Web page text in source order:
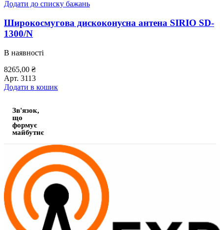
Додати до списку бажань
Широкосмугова дискоконусна антена SIRIO SD-
1300/N
В наявності
8265,00 ₴
Арт. 3113
Додати в кошик
Зв'язок,
що
формує
майбутнє